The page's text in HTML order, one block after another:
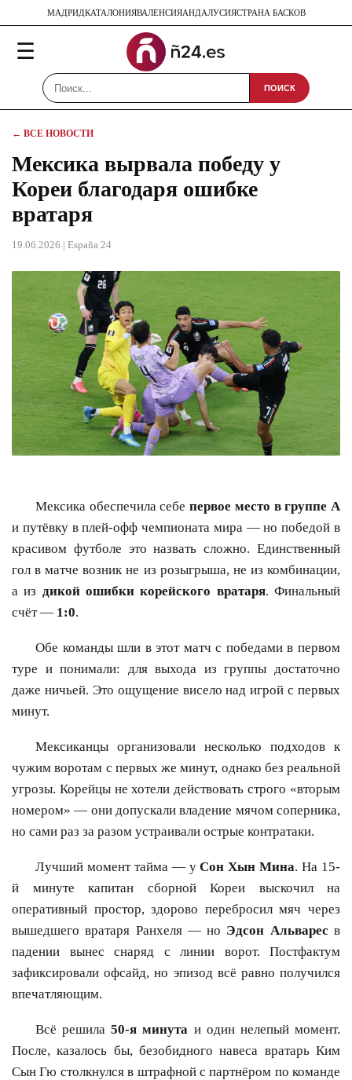
МАДРИДКАТАЛОНИЯВАЛЕНСИЯАНДАЛУСИЯСТРАНА БАСКОВ
☰
ПОИСК
← ВСЕ НОВОСТИ
Мексика вырвала победу у
Кореи благодаря ошибке
вратаря
19.06.2026 | España 24
Мексика обеспечила себепервое место в группе A
и путёвку в плей-офф чемпионата мира — но победой в
красивом футболе это назвать сложно. Единственный
гол в матче возник не из розыгрыша, не из комбинации,
а из дикой ошибки корейского вратаря. Финальный
счёт — 1:0.
Обе команды шли в этот матч с победами в первом
туре и понимали: для выхода из группы достаточно
даже ничьей. Это ощущение висело над игрой с первых
минут.
Мексиканцы организовали несколько подходов к
чужим воротам с первых же минут, однако без реальной
угрозы. Корейцы не хотели действовать строго «вторым
номером» — они допускали владение мячом соперника,
но сами раз за разом устраивали острые контратаки.
Лучший момент тайма — уСон Хын Мина. На 15-
й минуте капитан сборной Кореи выскочил на
оперативный простор, здорово перебросил мяч через
вышедшего вратаря Ранхеля — но Эдсон Альварес в
падении вынес снаряд с линии ворот. Постфактум
зафиксировали офсайд, но эпизод всё равно получился
впечатляющим.
Всё решила50-я минута и один нелепый момент.
После, казалось бы, безобидного навеса вратарь Ким
Сын Гю столкнулся в штрафной с партнёром по команде